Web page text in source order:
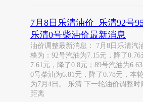
7月8日乐清油价_乐清92号
乐清0号柴油价最新消息
油价调整最新消息： 7月8日乐清汽
格为：92号汽油为7.15元，降了0.76
7.61元，降了0.8元；89号汽油为
0号柴油为6.81元，降了0.78元，本
为7月4日。 乐清 下一轮油价调整时
距离